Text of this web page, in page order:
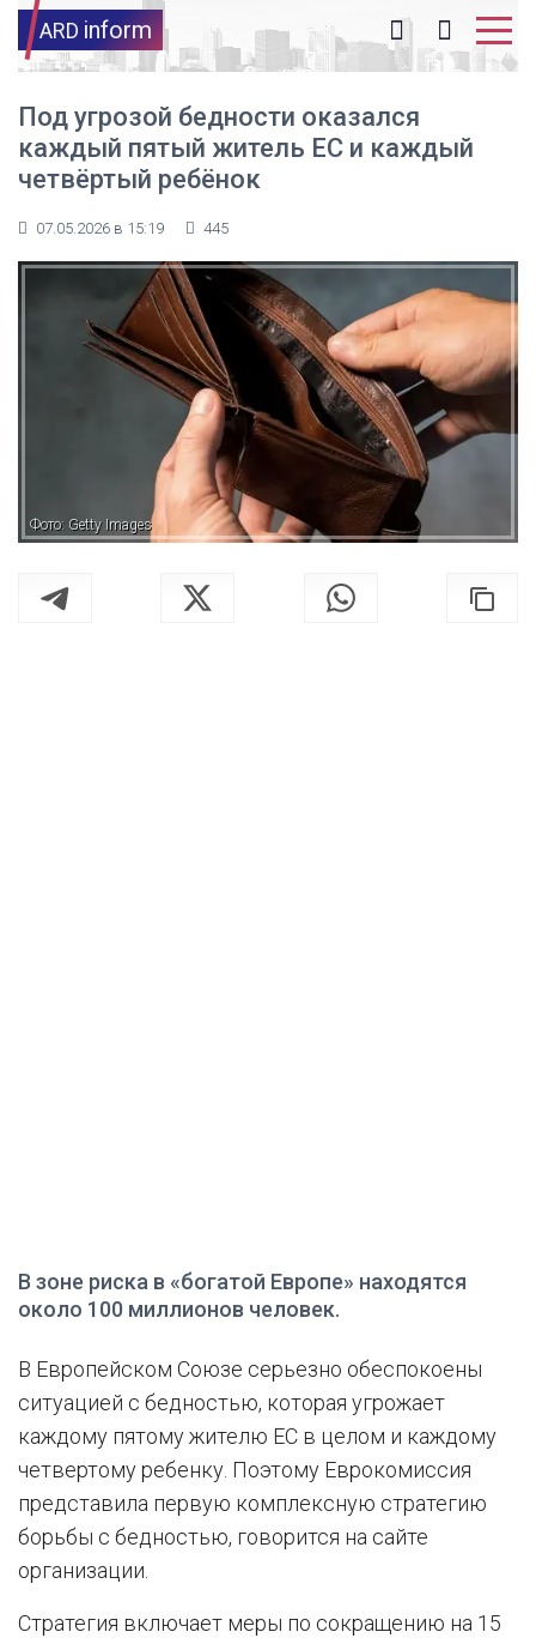
ARD inform
Под угрозой бедности оказался
каждый пятый житель ЕС и каждый
четвёртый ребёнок
07.05.2026 в 15:19 445
Фото: Getty Images
В зоне риска в «богатой Европе» находятся
около 100 миллионов человек.
В Европейском Союзе серьезно обеспокоены
ситуацией с бедностью, которая угрожает
каждому пятому жителю ЕС в целом и каждому
четвертому ребенку. Поэтому Еврокомиссия
представила первую комплексную стратегию
борьбы с бедностью, говорится на сайте
организации.
Стратегия включает меры по сокращению на 15